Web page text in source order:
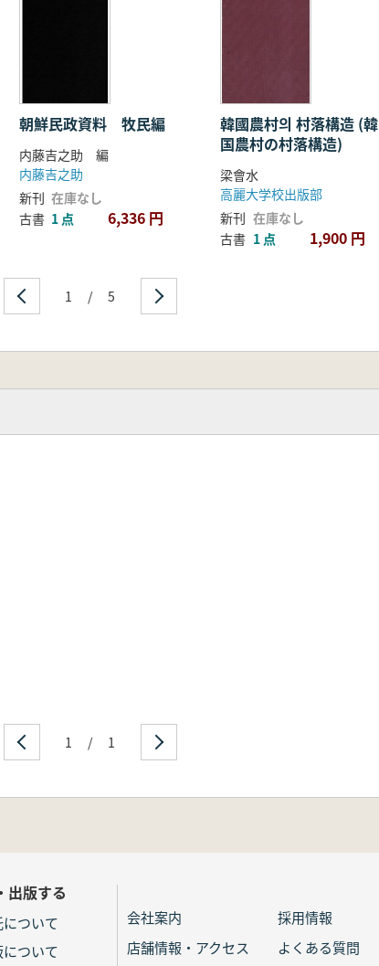
朝鮮民政資料 牧民編
内藤吉之助 編
内藤吉之助
新刊 在庫なし
古書 1 点 6,336 円
韓國農村의 村落構造 (韓
国農村の村落構造)
梁會水
高麗大学校出版部
新刊 在庫なし
古書 1 点 1,900 円
1 / 5
1 / 1
出版する
ついて
ついて
会社案内
採用情報
店舗情報・アクセス
よくある質問